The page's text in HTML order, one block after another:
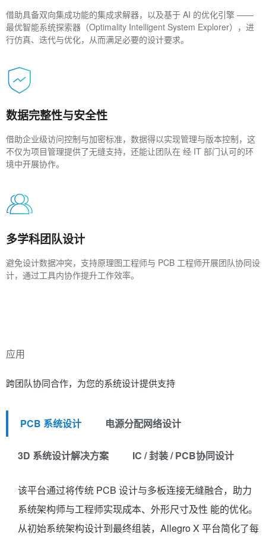
借助具备双向集成功能的集成求解器，以及基于 AI 的优化引擎 ——
最优智能系统探索器（Optimality Intelligent System Explorer），进
行仿真、迭代与优化，从而满足必要的设计要求。
数据完整性与安全性
借助企业级访问控制与加密标准，数据得以实现管理与版本控制，这
不仅为项目管理提供了无缝支持，还能让团队在 经 IT 部门认可的环
境中开展协作。
多学科团队设计
避免设计数据冲突，支持原理图工程师与 PCB 工程师开展团队协同设
计，通过工具内协作提升工作效率。
应用
跨团队协同合作，为您的系统设计提供支持
PCB 系统设计 电源分配网络设计
3D 系统设计解决方案 IC / 封装 / PCB协同设计
该平台通过将传统 PCB 设计与多板连接无缝融合，助力
系统架构师与工程师实现成本、外形尺寸及性 能的优化。
从初始系统架构设计到最终组装，Allegro X 平台简化了每